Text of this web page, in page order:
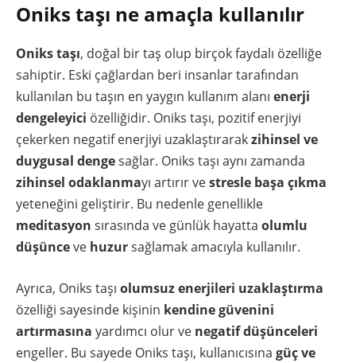
Oniks taşı ne amaçla kullanılır
Oniks taşı, doğal bir taş olup birçok faydalı özelliğe
sahiptir. Eski çağlardan beri insanlar tarafından
kullanılan bu taşın en yaygın kullanım alanı enerji
dengeleyici özelliğidir. Oniks taşı, pozitif enerjiyi
çekerken negatif enerjiyi uzaklaştırarakzihinsel ve
duygusal dengesağlar. Oniks taşı aynı zamanda
zihinsel odaklanmayı artırır vestresle başa çıkma
yeteneğini geliştirir. Bu nedenle genellikle
meditasyon sırasında ve günlük hayatta olumlu
düşünceve huzursağlamak amacıyla kullanılır.
Ayrıca, Oniks taşı olumsuz enerjileri uzaklaştırma
özelliği sayesinde kişinin kendine güvenini
artırmasına yardımcı olur ve negatif düşünceleri
engeller. Bu sayede Oniks taşı, kullanıcısına güç ve